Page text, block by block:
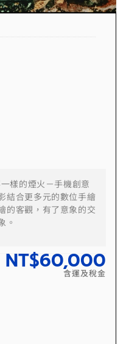
樣的煙火－手機創意
結合更多元的數位手繪
的客觀，有了意象的交
。
NT$60,000
含運及稅金